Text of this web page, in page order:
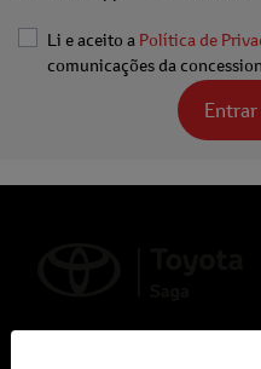
Li e aceito a Política de
comunicações da